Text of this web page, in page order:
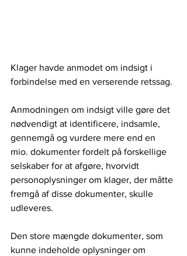
Klager havde anmodet om indsigt i
forbindelse med en verserende retssag.
Anmodningen om indsigt ville gøre det
nødvendigt at identificere, indsamle,
gennemgå og vurdere mere end en
mio. dokumenter fordelt på forskellige
selskaber for at afgøre, hvorvidt
personoplysninger om klager, der måtte
fremgå af disse dokumenter, skulle
udleveres.
Den store mængde dokumenter, som
kunne indeholde oplysninger om